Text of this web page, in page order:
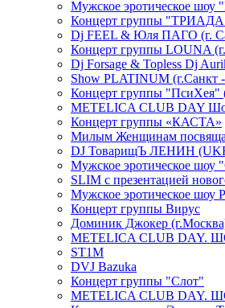
Мужское эротическое шоу
Концерт группы
Dj FEEL & Юля ПАГО (г.
Концерт группы LOUNA
Dj Forsage & Topless Dj
Show PLATINUM (г.Санкт
Концерт группы "ПсиХея"
METELICA CLUB DAY
Концерт группы «КАСТА»
Милым Женщинам
DJ ТоварищЪ ЛЕНИН
Мужское эротическое шоу
SLIM с презентацией
Мужское эротическое шоу
Концерт группы Вирус
Доминик Джокер
METELICA CLUB
ST1M
DVJ Bazuka
Концерт группы "Слот"
METELICA CLUB